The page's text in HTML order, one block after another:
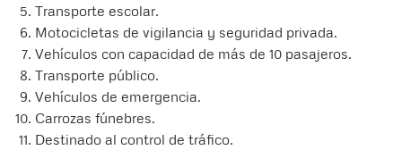
Transporte escolar.
Motocicletas de vigilancia y seguridad privada.
Vehículos con capacidad de más de 10 pasajeros.
Transporte público.
Vehículos de emergencia.
Carrozas fúnebres.
Destinado al control de tráfico.